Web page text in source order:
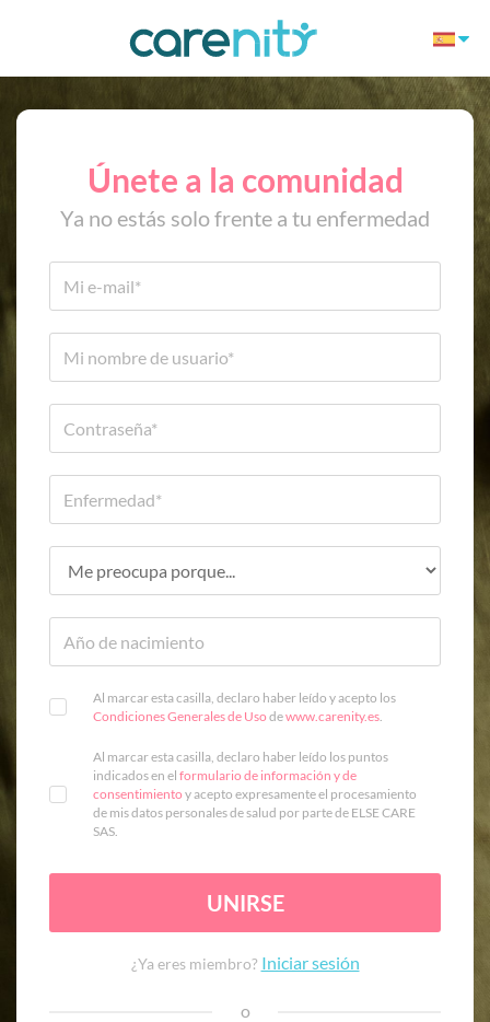
Únete a la comunidad
Ya no estás solo frente a tu enfermedad
Al marcar esta casilla, declaro haber leído y acepto los
Condiciones Generales de Uso dewww.carenity.es.
Al marcar esta casilla, declaro haber leído los puntos
indicados en el formulario de información y de
consentimiento y acepto expresamente el procesamiento
de mis datos personales de salud por parte de ELSE CARE
SAS.
UNIRSE
¿Ya eres miembro? Iniciar sesión
o